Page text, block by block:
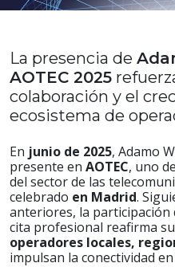
La presencia de
AOTEC 2025
colaboración y el
ecosistema de
En junio de 2025, Adamo
presente en AOTEC, uno
del sector de las
celebrado en Madrid.
anteriores, la participación
cita profesional reafirma
operadores locales,
impulsan la conectividad